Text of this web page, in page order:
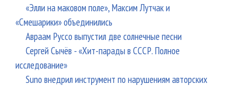
«Элли на маковом поле», Максим Лутчак и
«Смешарики» объединились
Авраам Руссо выпустил две солнечные песни
Сергей Сычёв - «Хит-парады в СССР. Полное
исследование»
Suno внедрил инструмент по нарушениям авторских